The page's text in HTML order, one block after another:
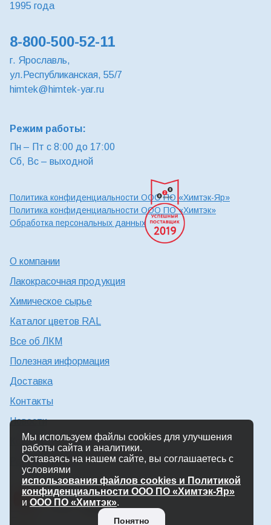
1995 года
8-800-500-52-11
г. Ярославль,
ул.Республиканская, 55/7
himtek@himtek-yar.ru
Режим работы:
Пн – Пт с 8:00 до 17:00
Сб, Вс – выходной
Политика конфиденциальности ООО ПО «Химтэк-Яр»
Политика конфиденциальности ООО ПО «Химтэк»
Обработка персональных данных
О компании
Лакокрасочная продукция
Химическое сырье
Каталог цветов RAL
Все об ЛКМ
Полезная информация
Доставка
Контакты
Новости
Консультация технолога
Работа в Химтэк
Мы используем файлы cookies для улучшения
работы сайта и аналитики.
Оставаясь на нашем сайте, вы соглашаетесь с
условиями
использования файлов cookies и Политикой
конфиденциальности ООО ПО «Химтэк-Яр»
и ООО ПО «Химтэк».
Понятно